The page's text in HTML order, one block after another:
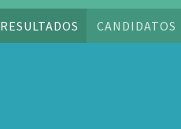
RESULTADOS CANDIDATOS